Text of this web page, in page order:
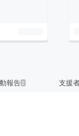
報告2 支援